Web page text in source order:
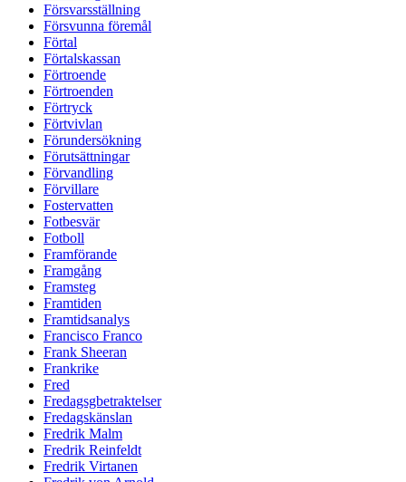
Försvarsställning
Försvunna föremål
Förtal
Förtalskassan
Förtroende
Förtroenden
Förtryck
Förtvivlan
Förundersökning
Förutsättningar
Förvandling
Förvillare
Fostervatten
Fotbesvär
Fotboll
Framförande
Framgång
Framsteg
Framtiden
Framtidsanalys
Francisco Franco
Frank Sheeran
Frankrike
Fred
Fredagsgbetraktelser
Fredagskänslan
Fredrik Malm
Fredrik Reinfeldt
Fredrik Virtanen